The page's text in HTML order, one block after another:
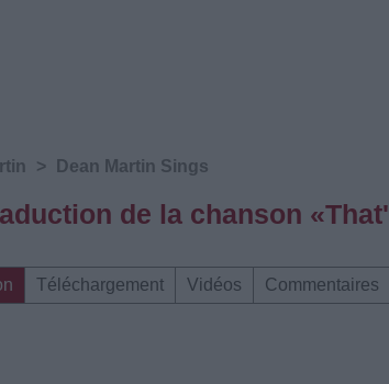
> Dean Martin Sings
de la chanson
Téléchargement Vidéos Commentaires